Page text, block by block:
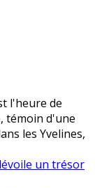
l'heure de
témoin d'une
les Yvelines,